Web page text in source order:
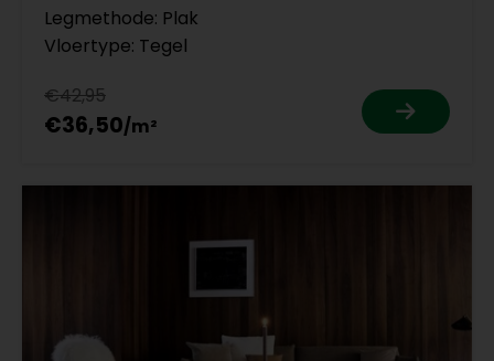
Legmethode: Plak
Vloertype: Tegel
€42,95
€36,50